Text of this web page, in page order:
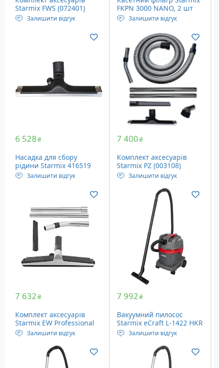
Starmix FWS (072401)
Залишити відгук
Аксесуари для пилососів
FKPN 3000 NANO, 2 шт
(425740)
Залишити відгук
Фільтр для пилососів
Starmix
6 528₴
Насадка для сбору
рідини Starmix 416519
Залишити відгук
Насадка шириною 45 для
рідини.
7 400₴
Комплект аксесуарів
Starmix PZ (003108)
Залишити відгук
Аксесуари для пилососів
Starmix, 7 шт.
7 632₴
Комплект аксесуарів
Starmix EW Professional
Supplementary Set
(091709)
Залишити відгук
Аксесуари пилососу
Starmix, 5 шт.
7 992₴
Вакуумний пилосос
Starmix eCraft L-1422 HKR
(103143)
Залишити відгук
Напруга живлення: 230